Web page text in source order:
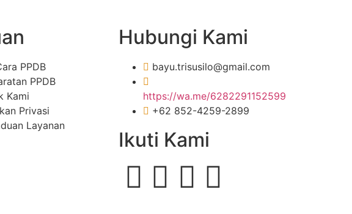
PPDB
PPDB
Kami
Privasi
Layanan
Hubungi Kami
bayu.trisusilo@gmail.com
https://wa.me/6282291152599
+62 852-4259-2899
Ikuti Kami